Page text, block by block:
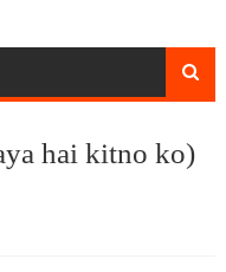
hai kitno ko)